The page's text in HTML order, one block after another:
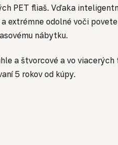
PET fliaš. Vďaka
extrémne odolné voči
nábytku.
a štvorcové a vo
5 rokov od kúpy.